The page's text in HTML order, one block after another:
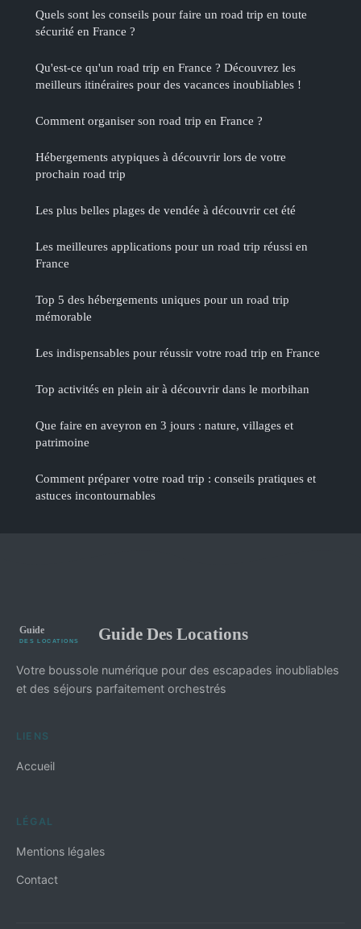
Quels sont les conseils pour faire un road trip en toute
sécurité en France ?
Qu'est-ce qu'un road trip en France ? Découvrez les
meilleurs itinéraires pour des vacances inoubliables !
Comment organiser son road trip en France ?
Hébergements atypiques à découvrir lors de votre
prochain road trip
Les plus belles plages de vendée à découvrir cet été
Les meilleures applications pour un road trip réussi en
France
Top 5 des hébergements uniques pour un road trip
mémorable
Les indispensables pour réussir votre road trip en France
Top activités en plein air à découvrir dans le morbihan
Que faire en aveyron en 3 jours : nature, villages et
patrimoine
Comment préparer votre road trip : conseils pratiques et
astuces incontournables
Guide Des Locations
Votre boussole numérique pour des escapades inoubliables
et des séjours parfaitement orchestrés
LIENS
Accueil
LÉGAL
Mentions légales
Contact